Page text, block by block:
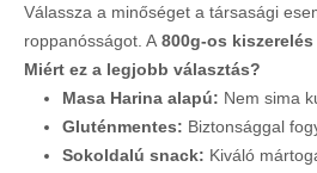
Válassza a minőséget a társasági
roppanósságot. A 800g-os kiszerelés
Miért ez a legjobb választás?
Masa Harina alapú: Nem sima
Gluténmentes: Biztonsággal
Sokoldalú snack: Kiváló